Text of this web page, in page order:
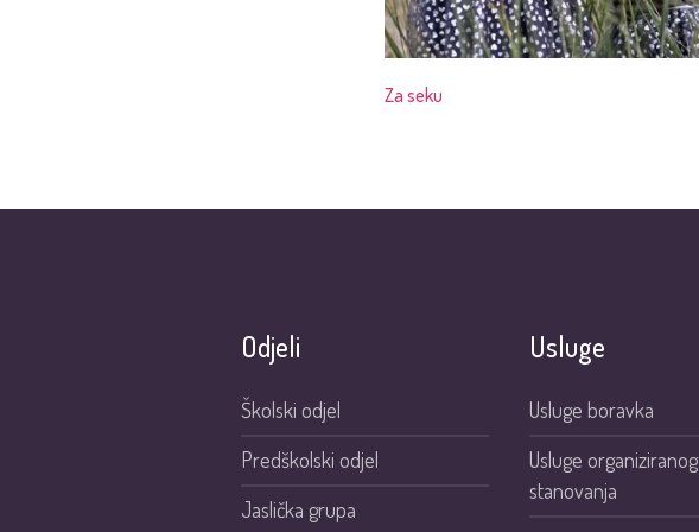
Za seku
Odjeli
Školski odjel
Predškolski odjel
Jaslička grupa
Usluge
Usluge boravka
Usluge organiziranog
stanovanja